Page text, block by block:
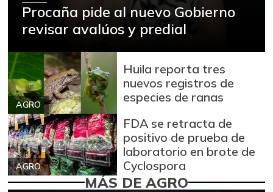
Procaña pide al nuevo Gobierno
revisar avalúos y predial
AGRO
Huila reporta tres
nuevos registros de
especies de ranas
AGRO
FDA se retracta de
positivo de prueba de
laboratorio en brote de
Cyclospora
MÁS DE AGRO